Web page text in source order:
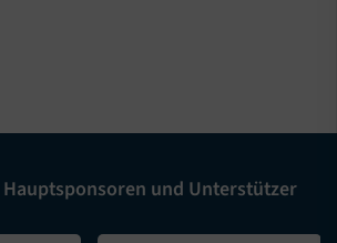
Hauptsponsoren und Unterstützer